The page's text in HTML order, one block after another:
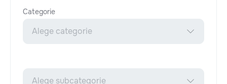
Categorie